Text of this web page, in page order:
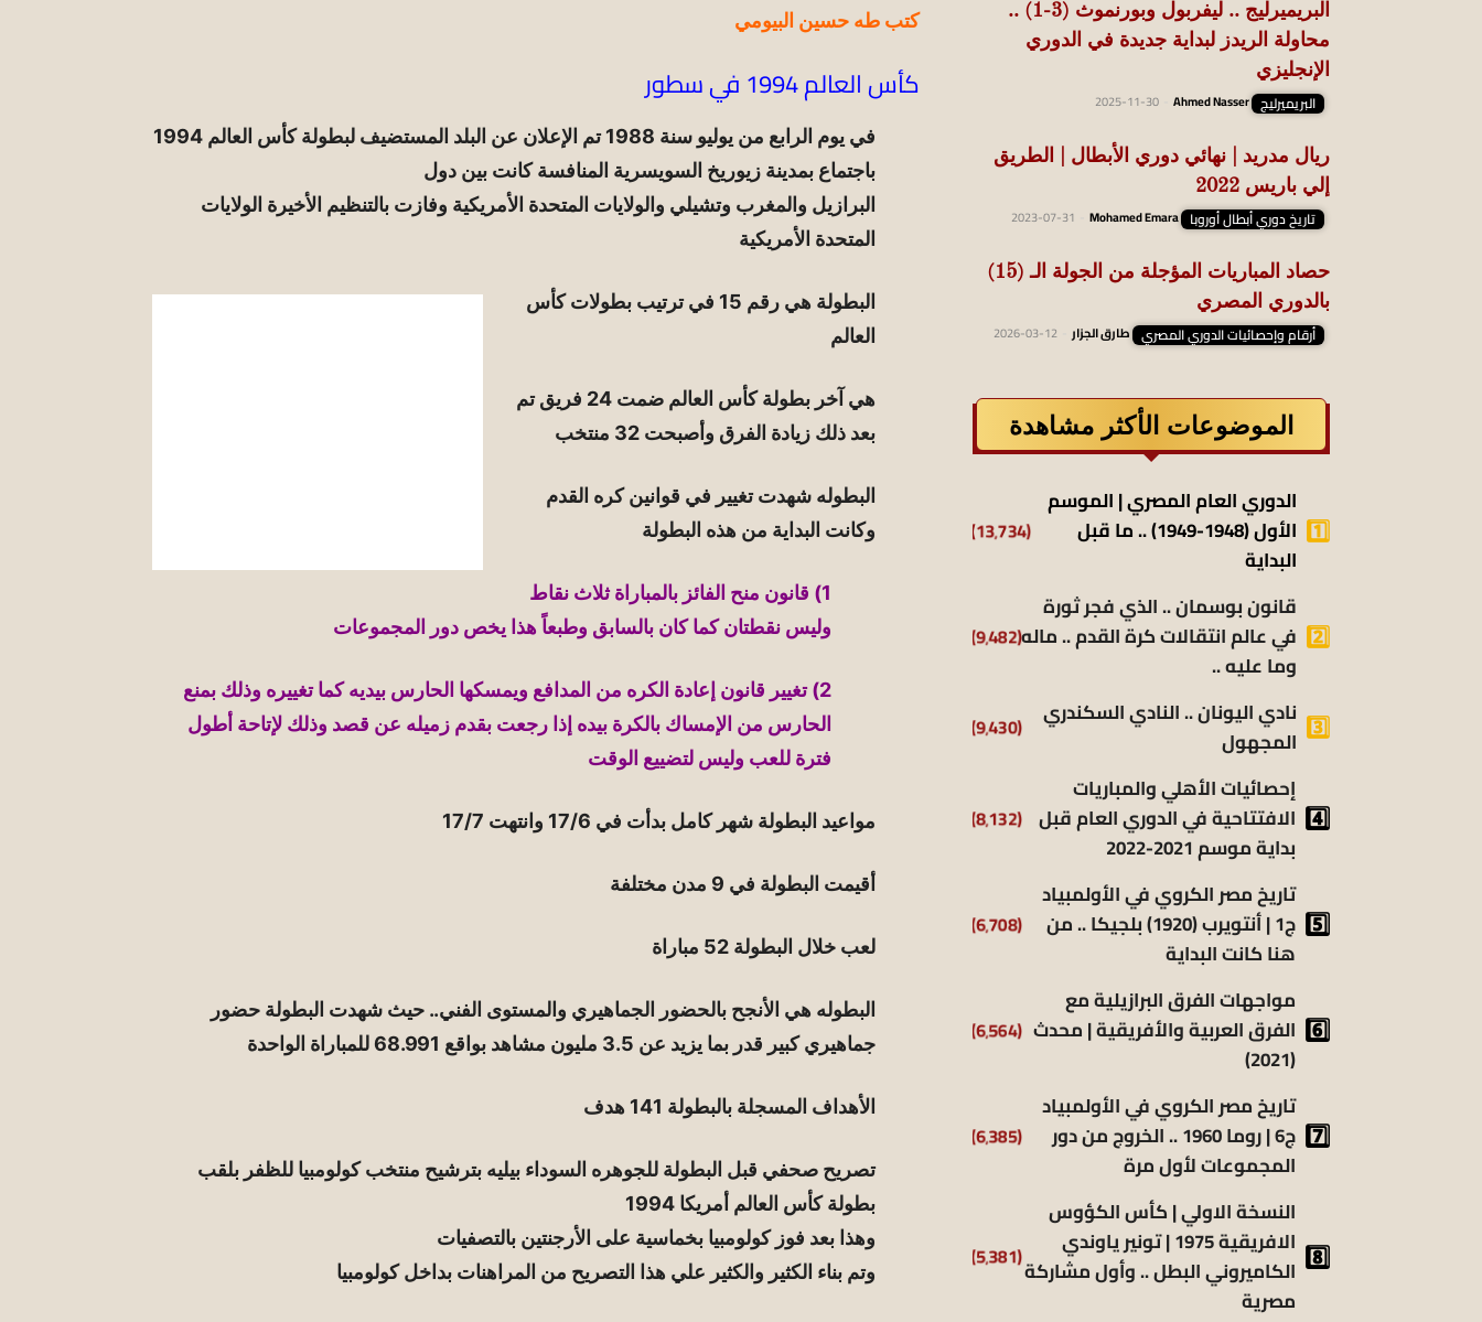
كتب طه حسين البيومي
كأس العالم 1994 في سطور
في يوم الرابع من يوليو سنة 1988 تم الإعلان عن البلد المستضيف لبطولة كأس العالم 1994
باجتماع بمدينة زيوريخ السويسرية المنافسة كانت بين دول
البرازيل والمغرب وتشيلي والولايات المتحدة الأمريكية وفازت بالتنظيم الأخيرة الولايات
المتحدة الأمريكية
البطولة هي رقم 15 في ترتيب بطولات كأس
العالم
هي آخر بطولة كأس العالم ضمت 24 فريق تم
بعد ذلك زيادة الفرق وأصبحت 32 منتخب
البطوله شهدت تغيير في قوانين كره القدم
وكانت البداية من هذه البطولة
1) قانون منح الفائز بالمباراة ثلاث نقاط
وليس نقطتان كما كان بالسابق وطبعاً هذا يخص دور المجموعات
2) تغيير قانون إعادة الكره من المدافع ويمسكها الحارس بيديه كما تغييره وذلك بمنع
الحارس من الإمساك بالكرة بيده إذا رجعت بقدم زميله عن قصد وذلك لإتاحة أطول
فترة للعب وليس لتضييع الوقت
مواعيد البطولة شهر كامل بدأت في 17/6 وانتهت 17/7
أقيمت البطولة في 9 مدن مختلفة
لعب خلال البطولة 52 مباراة
البطوله هي الأنجح بالحضور الجماهيري والمستوى الفني.. حيث شهدت البطولة حضور
جماهيري كبير قدر بما يزيد عن 3.5 مليون مشاهد بواقع 68.991 للمباراة الواحدة
الأهداف المسجلة بالبطولة 141 هدف
تصريح صحفي قبل البطولة للجوهره السوداء بيليه بترشيح منتخب كولومبيا للظفر بلقب
بطولة كأس العالم أمريكا 1994
وهذا بعد فوز كولومبيا بخماسية على الأرجنتين بالتصفيات
وتم بناء الكثير والكثير علي هذا التصريح من المراهنات بداخل كولومبيا
البريميرليج .. ليفربول وبورنموث (3-1) ..
محاولة الريدز لبداية جديدة في الدوري
الإنجليزي
البريميرليج Ahmed Nasser
2025-11-30
ريال مدريد | نهائي دوري الأبطال | الطريق
إلي باريس 2022
تاريخ دوري أبطال أوروبا Mohamed Emara
2023-07-31
حصاد المباريات المؤجلة من الجولة الـ (15)
بالدوري المصري
أرقام وإحصائيات الدوري المصري طارق الجزار 2026-03-12
الموضوعات الأكثر مشاهدة
الدوري العام المصري | الموسم
الأول (1948-1949) .. ما قبل
البداية
(13٬734)
قانون بوسمان .. الذي فجر ثورة
في عالم انتقالات كرة القدم .. ماله
وما عليه ..
(9٬482)
نادي اليونان .. النادي السكندري
المجهول
(9٬430)
إحصائيات الأهلي والمباريات
الافتتاحية في الدوري العام قبل
بداية موسم 2021-2022
(8٬132)
تاريخ مصر الكروي في الأولمبياد
ج1 | أنتويرب (1920) بلجيكا .. من
هنا كانت البداية
(6٬708)
مواجهات الفرق البرازيلية مع
الفرق العربية والأفريقية | محدث
(2021)
(6٬564)
تاريخ مصر الكروي في الأولمبياد
ج6 | روما 1960 .. الخروج من دور
المجموعات لأول مرة
(6٬385)
النسخة الاولي | كأس الكؤوس
الافريقية 1975 | تونير ياوندي
الكاميروني البطل .. وأول مشاركة
مصرية
(5٬381)